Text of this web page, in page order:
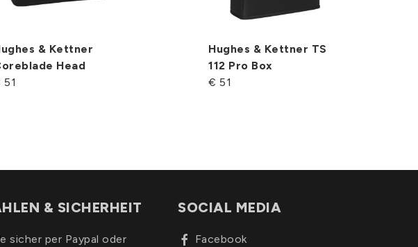
& Kettner
Head
51
Hughes & Kettner TS
112 Pro Box
€ 51
& SICHERHEIT
sicher per Paypal oder
SOCIAL MEDIA
Facebook